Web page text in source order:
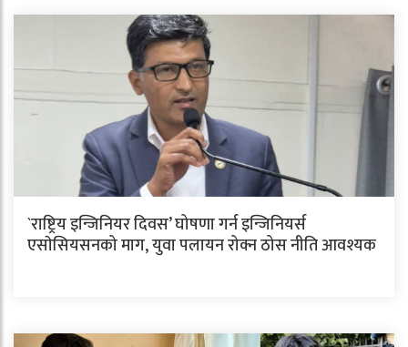
`राष्ट्रिय इन्जिनियर दिवस’ घोषणा गर्न इन्जिनियर्स
एसाेसियसनको माग, युवा पलायन रोक्न ठोस नीति आवश्यक